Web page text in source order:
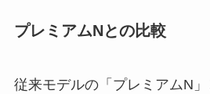
プレミアムNとの比較
従来モデルの「プレミアムN